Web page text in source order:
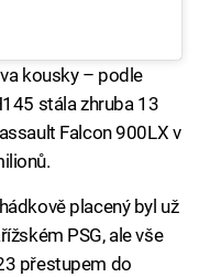
kousky – podle
stála zhruba 13
Falcon 900LX v
placený byl už
PSG, ale vše
přestupem do